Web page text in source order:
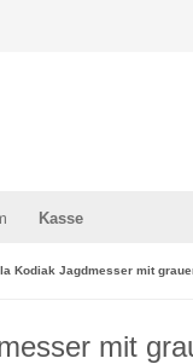
Kasse
Kodiak Jagdmesser mit
mit